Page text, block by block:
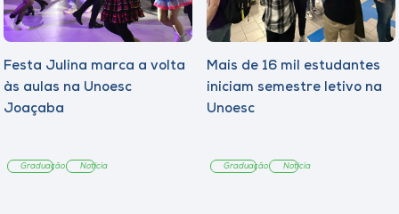
Festa Julina marca a volta
às aulas na Unoesc
Joaçaba
Graduação Notícia
Mais de 16 mil estudantes
iniciam semestre letivo na
Unoesc
Graduação Notícia